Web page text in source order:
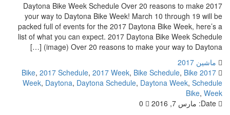
2017 Daytona Bike Week Schedule Over 20 reasons to make
your way to Daytona Bike Week! March 10 through 19 will be
packed full of events for the 2017 Daytona Bike Week, here’s a
list of what you can expect. 2017 Daytona Bike Week Schedule
(image) Over 20 reasons to make your way to Daytona […]
ماشین 2017
2017 Bike
,2017 Schedule,2017 Week,Bike Schedule,Bike
Week,Daytona,Daytona Schedule,Daytona Week,Schedule
Bike,Week
Date: مارس 7, 2016 0